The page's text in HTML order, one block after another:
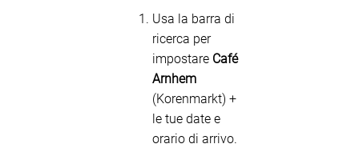
Usa la barra di
ricerca per
impostare Café
Arnhem
(Korenmarkt) +
le tue date e
orario di arrivo.